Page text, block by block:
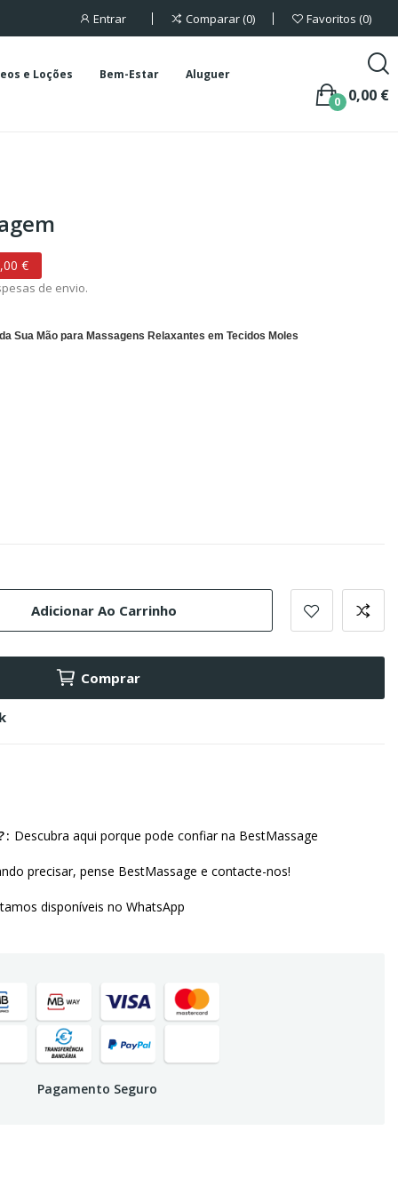
Entrar Comparar 0 Favoritos 0
e Loções Bem-Estar Aluguer
0,00 €
0
€
de envio.
Sua Mão para Massagens Relaxantes em Tecidos Moles
Adicionar Ao Carrinho
Comprar
Descubra aqui porque pode confiar na BestMassage
precisar, pense BestMassage e contacte-nos!
disponíveis no WhatsApp
Pagamento Seguro